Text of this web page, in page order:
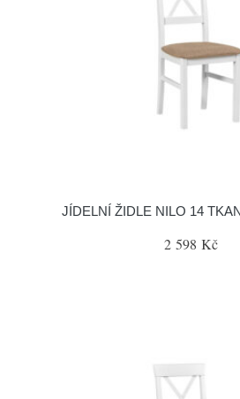
JÍDELNÍ ŽIDLE NILO 14
2 598 Kč